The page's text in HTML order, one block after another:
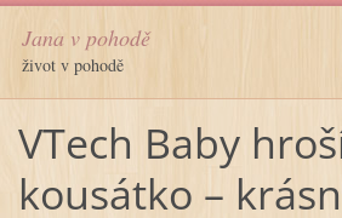
Jana v pohodě
život v pohodě
VTech Baby
kousátko –